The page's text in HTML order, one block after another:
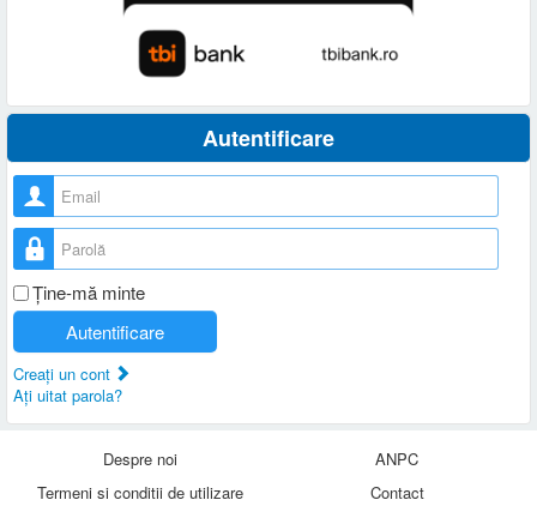
Autentificare
Nume utilizator
Parolă
Ţine-mă minte
Autentificare
Creaţi un cont
Aţi uitat parola?
Despre noi
ANPC
Termeni si conditii de utilizare
Contact